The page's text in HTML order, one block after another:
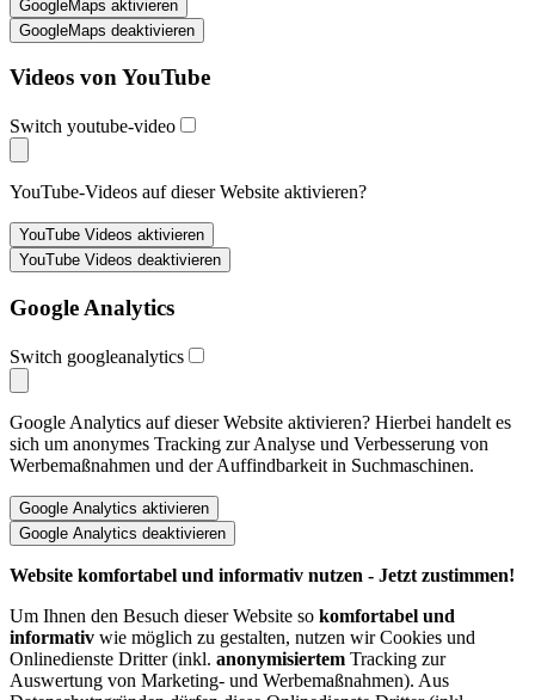
Videos von YouTube
Switch youtube-video
YouTube-Videos auf dieser Website aktivieren?
Google Analytics
Switch googleanalytics
Google Analytics auf dieser Website aktivieren? Hierbei handelt es
sich um anonymes Tracking zur Analyse und Verbesserung von
Werbemaßnahmen und der Auffindbarkeit in Suchmaschinen.
Website komfortabel und informativ nutzen - Jetzt zustimmen!
Um Ihnen den Besuch dieser Website so komfortabel und
informativ wie möglich zu gestalten, nutzen wir Cookies und
Onlinedienste Dritter (inkl. anonymisiertem Tracking zur
Auswertung von Marketing- und Werbemaßnahmen). Aus